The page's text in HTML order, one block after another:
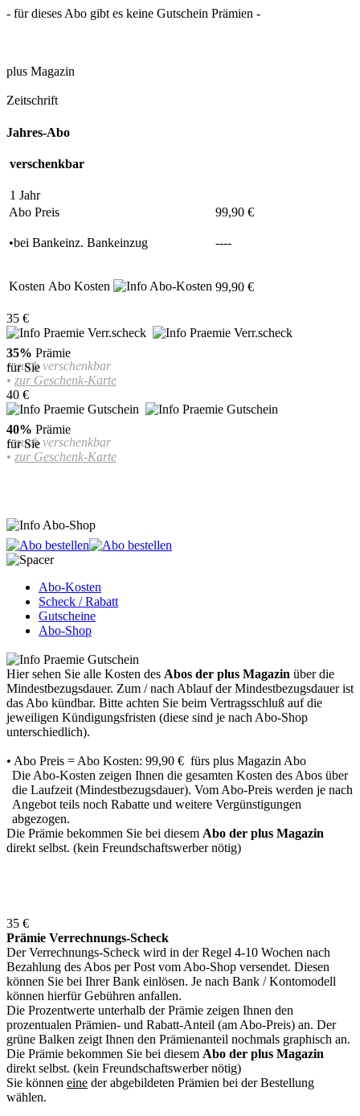
- für dieses Abo gibt es keine Gutschein Prämien -
plus Magazin
Zeitschrift
Jahres-Abo
verschenkbar
1 Jahr
Abo Preis
99,90 €
•bei Bankeinz. Bankeinzug ----
Kosten Abo Kosten 99,90 €
35 €
35% Prämie
für Sie
• auch verschenkbar
• zur Geschenk-Karte
40 €
40% Prämie
für Sie
• auch verschenkbar
• zur Geschenk-Karte
Abo-Kosten
Scheck / Rabatt
Gutscheine
Abo-Shop
Hier sehen Sie alle Kosten des Abos der plus Magazin über die
Mindestbezugsdauer. Zum / nach Ablauf der Mindestbezugsdauer ist
das Abo kündbar. Bitte achten Sie beim Vertragsschluß auf die
jeweiligen Kündigungsfristen (diese sind je nach Abo-Shop
unterschiedlich).
• Abo Preis = Abo Kosten: 99,90 € fürs plus Magazin Abo
Die Abo-Kosten zeigen Ihnen die gesamten Kosten des Abos über
die Laufzeit (Mindestbezugsdauer). Vom Abo-Preis werden je nach
Angebot teils noch Rabatte und weitere Vergünstigungen
abgezogen.
Die Prämie bekommen Sie bei diesem Abo der plus Magazin
direkt selbst. (kein Freundschaftswerber nötig)
35 €
Prämie Verrechnungs-Scheck
Der Verrechnungs-Scheck wird in der Regel 4-10 Wochen nach
Bezahlung des Abos per Post vom Abo-Shop versendet. Diesen
können Sie bei Ihrer Bank einlösen. Je nach Bank / Kontomodell
können hierfür Gebühren anfallen.
Die Prozentwerte unterhalb der Prämie zeigen Ihnen den
prozentualen Prämien- und Rabatt-Anteil (am Abo-Preis) an. Der
grüne Balken zeigt Ihnen den Prämienanteil nochmals graphisch an.
Die Prämie bekommen Sie bei diesem Abo der plus Magazin
direkt selbst. (kein Freundschaftswerber nötig)
Sie können eine der abgebildeten Prämien bei der Bestellung
wählen.